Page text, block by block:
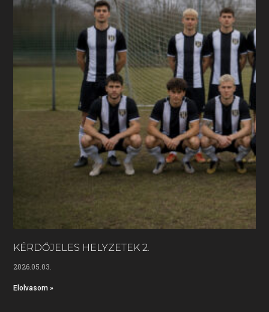
KÉRDŐJELES HELYZETEK 2.
2026.05.03.
Elolvasom »